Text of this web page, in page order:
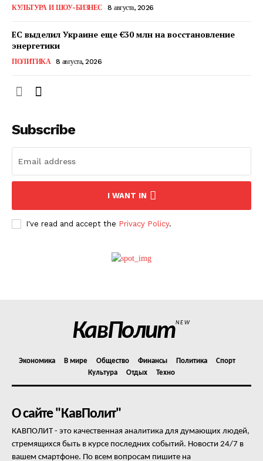
КавПолит
Контакты
КУЛЬТУРА И ШОУ-БИЗНЕС 8 августа, 2026
ЕС выделил Украине еще €30 млн на восстановление
энергетики
ПОЛИТИКА 8 августа, 2026
Subscribe
I WANT IN
I've read and accept the Privacy Policy.
КавПолитNEW
Экономика В мире Общество Финансы Политика
Спорт
Культура
Отдых Техно
О сайте "КавПолит"
КАВПОЛИТ - это качественная аналитика для думающих людей,
стремящихся быть в курсе последних событий. Новости 24/7 в
вашем смартфоне. По всем вопросам пишите на